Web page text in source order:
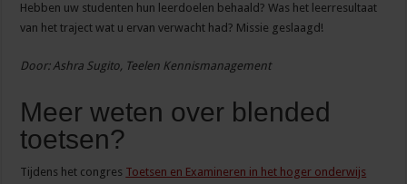
Hebben uw studenten hun leerdoelen behaald? Was het leerresultaat
van het traject wat u ervan verwacht had? Missie geslaagd!
Door: Ashra Sugito, Teelen Kennismanagement
Meer weten over blended
toetsen?
Tijdens het congres Toetsen en Examineren in het hoger onderwijs